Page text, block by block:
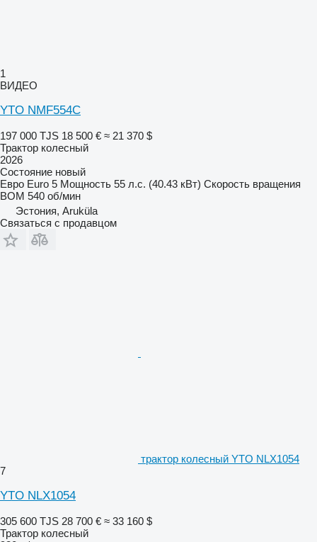
1
ВИДЕО
YTO NMF554C
197 000 TJS 18 500 € ≈ 21 370 $
Трактор колесный
2026
Состояние новый
Евро Euro 5 Мощность 55 л.с. (40.43 кВт) Скорость вращения
ВОМ 540 об/мин
Эстония, Aruküla
Связаться с продавцом
трактор колесный YTO NLX1054
7
YTO NLX1054
305 600 TJS 28 700 € ≈ 33 160 $
Трактор колесный